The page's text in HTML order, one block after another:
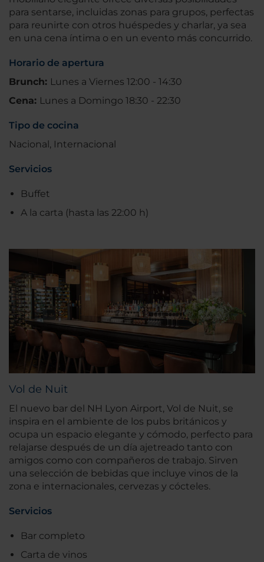
para sentarse, incluidas zonas para grupos, perfectas
para reunirte con otros huéspedes y charlar, ya sea
en una cena íntima o en un evento más concurrido.
Horario de apertura
Brunch: Lunes a Viernes 12:00 - 14:30
Cena: Lunes a Domingo 18:30 - 22:30
Tipo de cocina
Nacional, Internacional
Servicios
Buffet
A la carta (hasta las 22:00 h)
Vol de Nuit
El nuevo bar del NH Lyon Airport, Vol de Nuit, se
inspira en el ambiente de los pubs británicos y
ocupa un espacio elegante y cómodo, perfecto para
relajarse después de un día ajetreado tanto con
amigos como con compañeros de trabajo. Sirven
una selección de bebidas que incluye vinos de la
zona e internacionales, cervezas y cócteles.
Servicios
Bar completo
Carta de vinos